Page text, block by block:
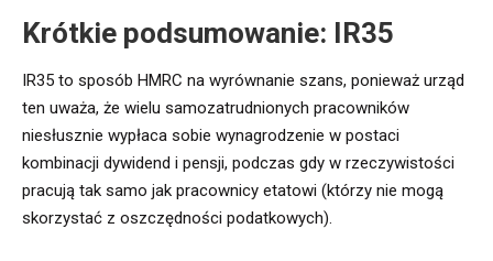
Krótkie podsumowanie: IR35
IR35 to sposób HMRC na wyrównanie szans, ponieważ urząd
ten uważa, że ​​wielu samozatrudnionych pracowników
niesłusznie wypłaca sobie wynagrodzenie w postaci
kombinacji dywidend i pensji, podczas gdy w rzeczywistości
pracują tak samo jak pracownicy etatowi (którzy nie mogą
skorzystać z oszczędności podatkowych).